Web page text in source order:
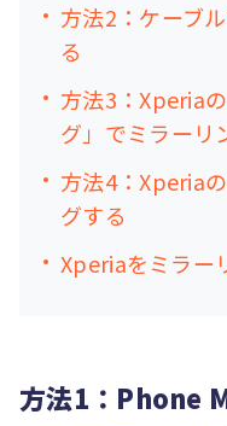
方法2：ケーブ
る
方法3：Xperia
グ」でミラーリ
方法4：Xperia
グする
Xperiaをミラー
方法1：Phone